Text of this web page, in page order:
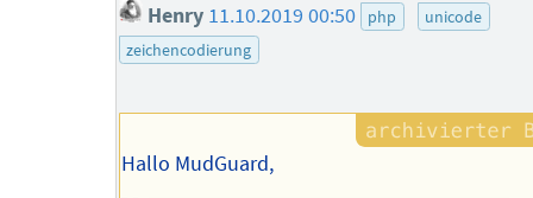
Henry 11.10.2019 00:50 php
unicode
zeichencodierung
Hallo MudGuard,